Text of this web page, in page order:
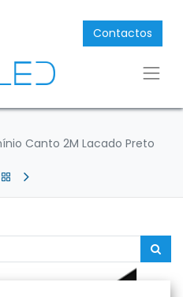
Contactos
Canto 2M Lacado Preto